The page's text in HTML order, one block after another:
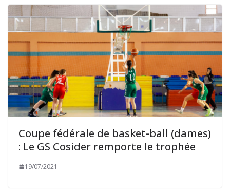
Coupe fédérale de basket-ball (dames)
: Le GS Cosider remporte le trophée
19/07/2021